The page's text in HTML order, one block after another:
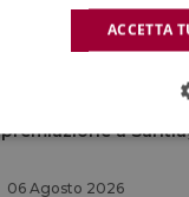
07 Agosto 2026
“The World’s 50
premiazione a
06 Agosto 2026
ACCETTA